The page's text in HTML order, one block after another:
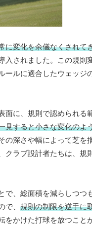
に変化を余儀なくされて
されました。この規則
ールに適合したウェッジ
に、規則で認められる
見すると小さな変化のよ
の深さや幅によって芝を
クラブ設計者たちは、規
、総面積を減らしつつ
、 規則の制限を逆手に
をかけた打球を放つこと